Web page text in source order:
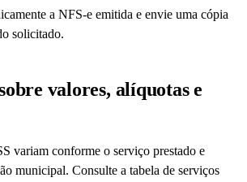
a NFS-e emitida e envie uma cópia
solicitado.
valores, alíquotas e
variam conforme o serviço prestado e
municipal. Consulte a tabela de serviços